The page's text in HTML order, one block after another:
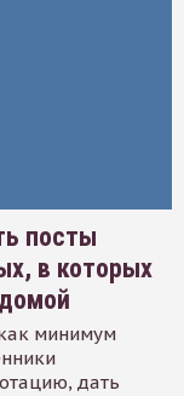
посты
в которых
минимум
дать